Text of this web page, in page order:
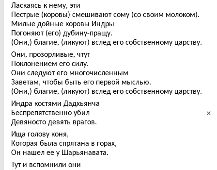
×
Ласкаясь к нему, эти
Пестрые (коровы) смешивают сому (со своим молоком).
Милые дойные коровы Индры
Погоняют (его) дубину-пращу.
(Они,) благие, (ликуют) вслед его собственному царству.
Они, прозорливые, чтут
Поклонением его силу.
Они следуют его многочисленным
Заветам, чтобы быть его первой мыслью.
(Они,) благие, (ликуют) вслед его собственному царству.
Индра костями Дадхьянча
Беспрепятственно убил
Девяносто девять врагов.
Ища голову коня,
Которая была спрятана в горах,
Он нашел ее у Шарьянавата.
Тут и вспомнили они